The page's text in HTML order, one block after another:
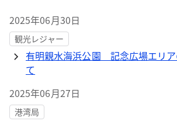
2025年06月30日
観光レジャー
有明親水海浜公園 記念広場エリ
て
2025年06月27日
港湾局